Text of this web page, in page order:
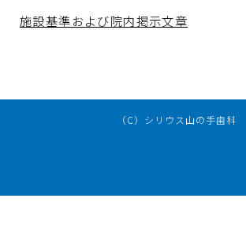
施設基準および院内掲示文章
（C）シリウス山の手歯科